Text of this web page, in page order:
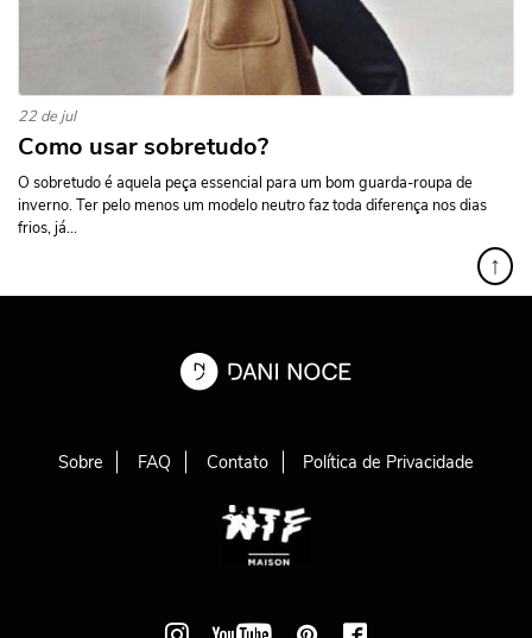
22 de jul
Como usar sobretudo?
O sobretudo é aquela peça essencial para um bom guarda-roupa de
inverno. Ter pelo menos um modelo neutro faz toda diferença nos dias
frios, já...
↑
Sobre FAQ Contato Política de Privacidade